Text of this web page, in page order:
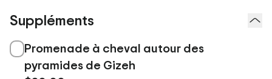
Suppléments
Promenade à cheval autour des
pyramides de Gizeh